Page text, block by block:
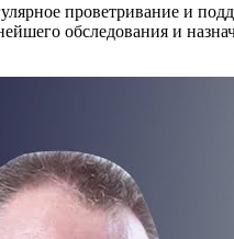
проветривание и
обследования и